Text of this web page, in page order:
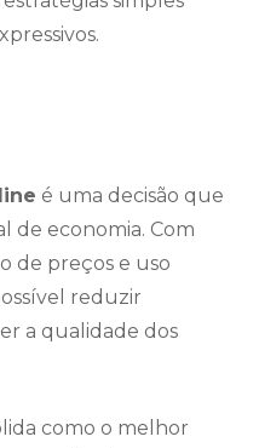
é uma decisão que
de economia. Com
de preços e uso
reduzir
a qualidade dos
como o melhor